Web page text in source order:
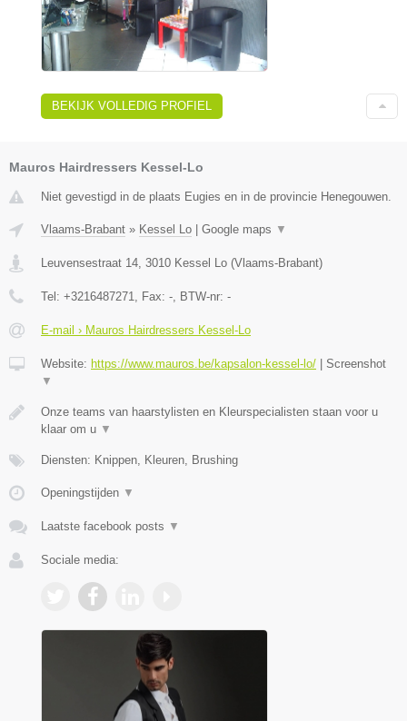
BEKIJK VOLLEDIG PROFIEL
Mauros Hairdressers Kessel-Lo
Niet gevestigd in de plaats Eugies en in de provincie Henegouwen.
Vlaams-Brabant » Kessel Lo Google maps ▼
Leuvensestraat 14, 3010 Kessel Lo (Vlaams-Brabant)
Tel: +3216487271, Fax: -, BTW-nr: -
E-mail › Mauros Hairdressers Kessel-Lo
Website: https://www.mauros.be/kapsalon-kessel-lo/
Screenshot
▼
Onze teams van haarstylisten en Kleurspecialisten staan voor u
klaar om u ▼
Diensten: Knippen, Kleuren, Brushing
Openingstijden ▼
Laatste facebook posts ▼
Sociale media: